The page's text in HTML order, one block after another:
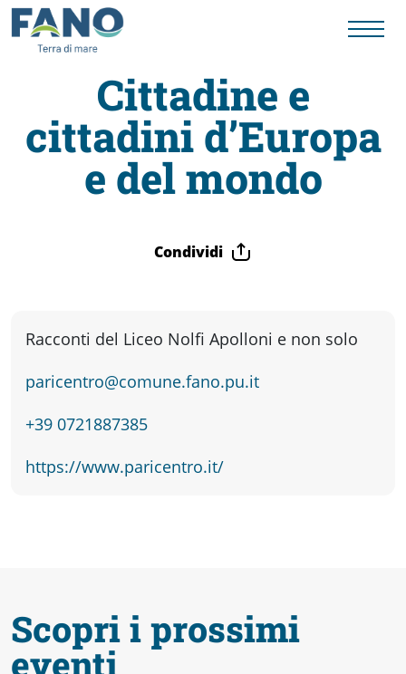
Fano
Visit
da
fare
Percorsi
Informazioni
Cittadine e
cittadini d’Europa
e del mondo
Condividi
Racconti del Liceo Nolfi Apolloni e non solo
paricentro@comune.fano.pu.it
+39 0721887385
https://www.paricentro.it/
Scopri i prossimi
eventi